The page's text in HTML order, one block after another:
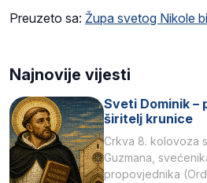
Preuzeto sa: Župa svetog Nikole
Najnovije vijesti
Sveti Dominik –
širitelj krunice
Crkva 8. kolovoza
Guzmana,
propovjednika